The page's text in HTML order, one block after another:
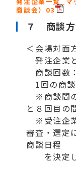
商談会）03
７ 商談方
＜会場対面
発注企業
商談回数
1回の商
※商談間
と８回目の
※受注企
審査・選定
商談日程
を決定し